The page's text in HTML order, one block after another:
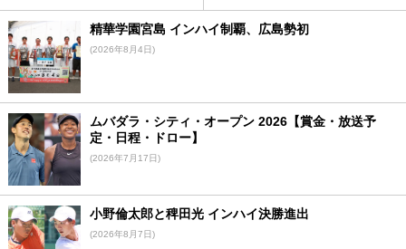
精華学園宮島 インハイ制覇、広島勢初
(2026年8月4日)
ムバダラ・シティ・オープン 2026【賞金・放送予
定・日程・ドロー】
(2026年7月17日)
小野倫太郎と稗田光 インハイ決勝進出
(2026年8月7日)